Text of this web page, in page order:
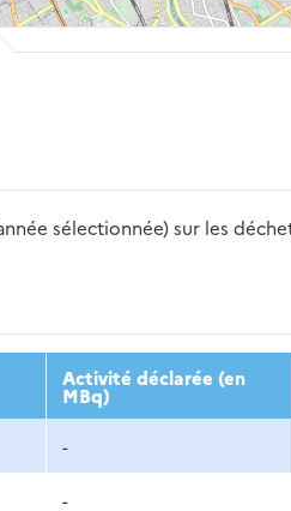
sélectionnée) sur les
2019
Activité déclarée (en
MBq)
-
-